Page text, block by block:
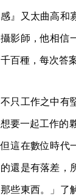
感』又太曲高和
攝影師，他相信
千百種，每次答
不只工作之中有
想要一起工作的
但這在數位時代
的還是有落差，
那些東西。」了